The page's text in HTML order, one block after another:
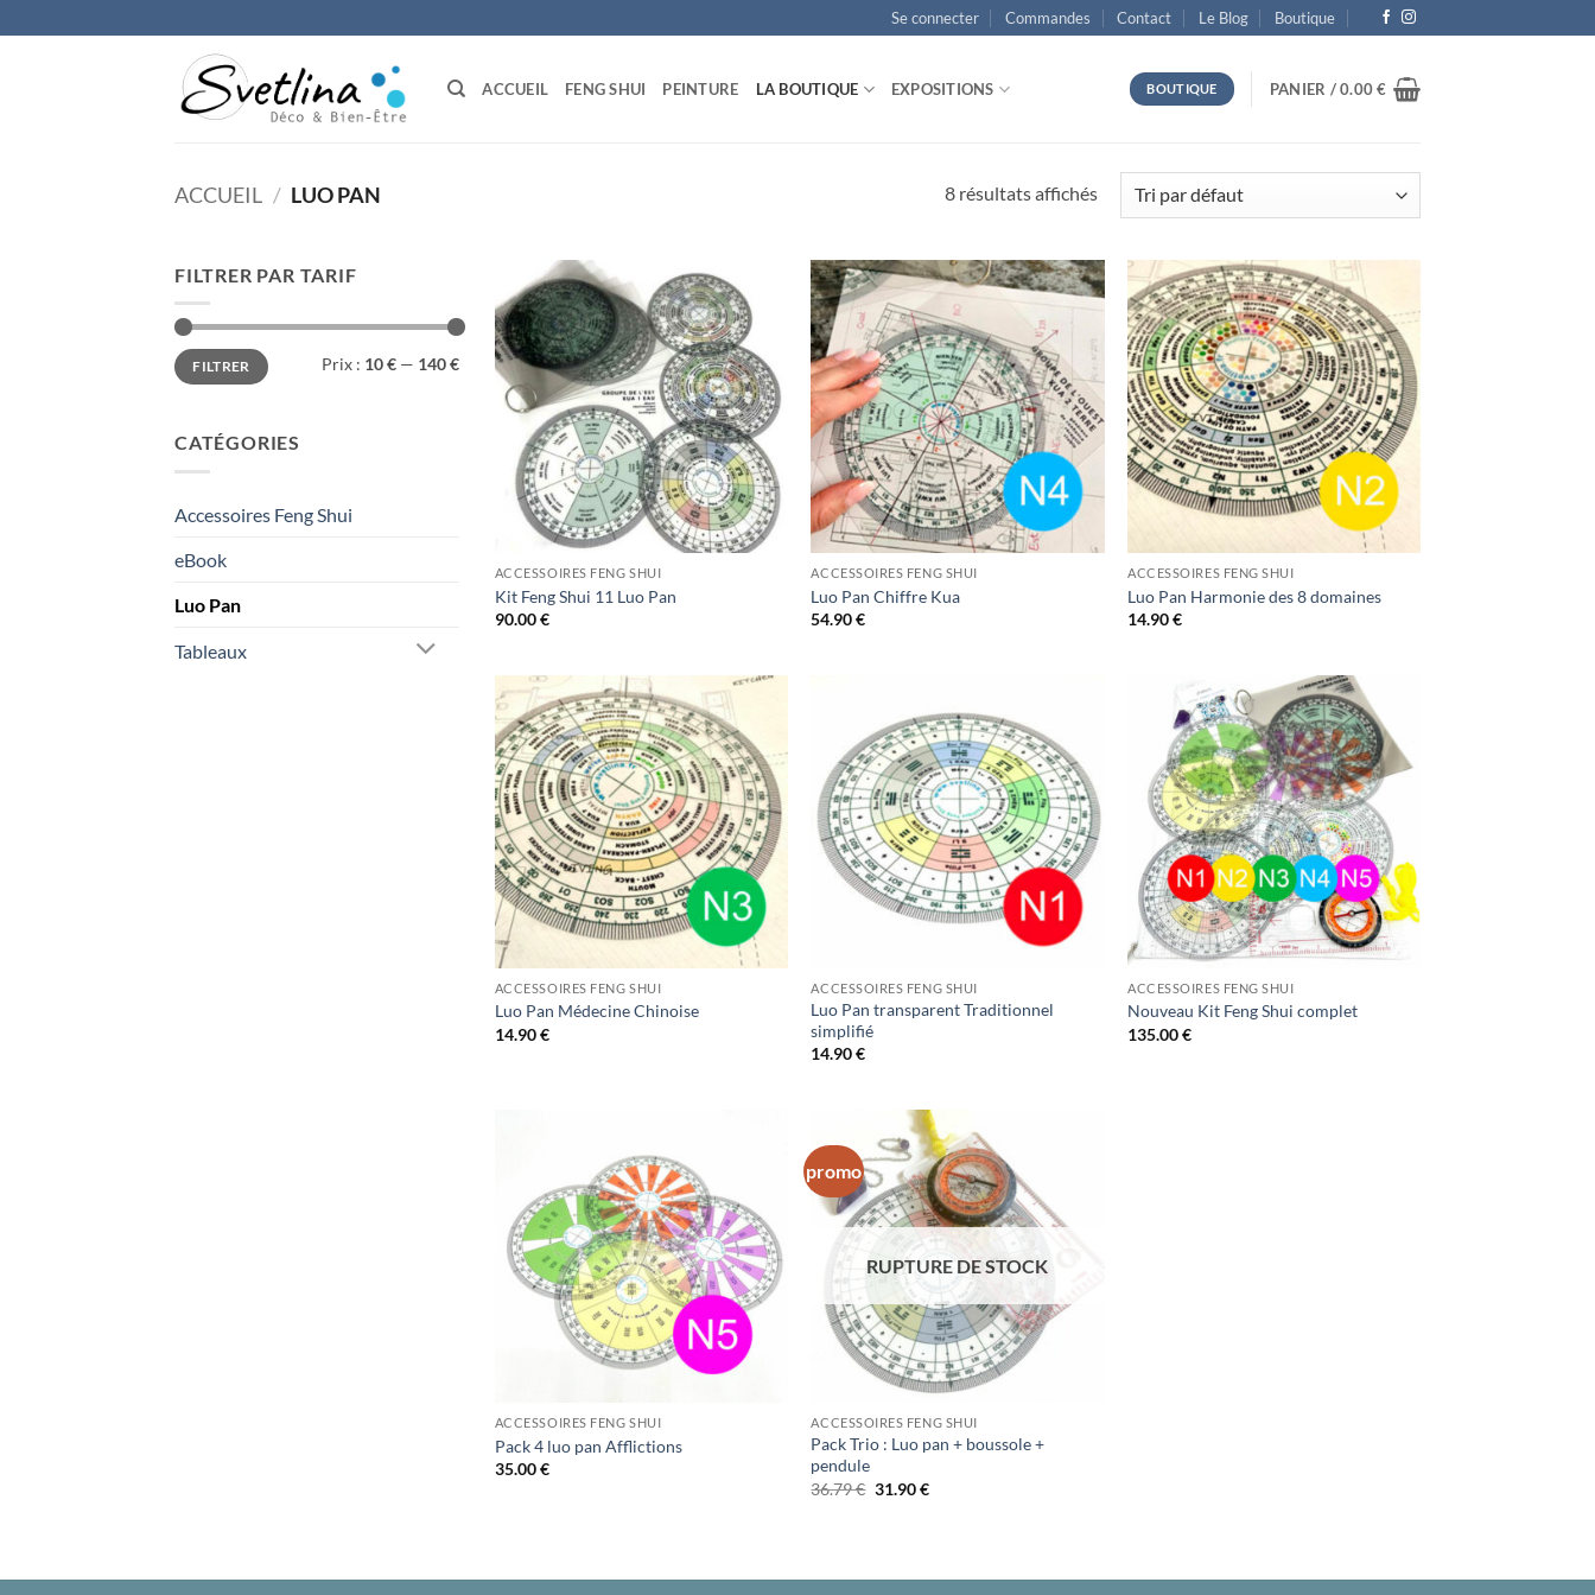
au
Se connecter Commandes Contact Le Blog Boutique
ACCUEIL FENG SHUI PEINTURE LA BOUTIQUE EXPOSITIONS BOUTIQUE PANIER /0.00€
ACCUEIL / LUO PAN 8 résultats affichés
FILTRER PAR TARIF
Prix
min
Prix
maxFILTRER Prix : 10 € — 140 €
CATÉGORIES
Accessoires Feng Shui
eBook
Luo Pan
Tableaux
Ajouter
à la liste
d’envies
ACCESSOIRES FENG SHUI
Kit Feng Shui 11 Luo Pan
90.00€
Ajouter
à la liste
d’envies
ACCESSOIRES FENG SHUI
Luo Pan Chiffre Kua
54.90€
Ajouter
à la liste
d’envies
ACCESSOIRES FENG SHUI
Luo Pan Harmonie des 8 domaines
14.90€
Ajouter
à la liste
d’envies
ACCESSOIRES FENG SHUI
Luo Pan Médecine Chinoise
14.90€
Ajouter
à la liste
d’envies
ACCESSOIRES FENG SHUI
Luo Pan transparent Traditionnel
simplifié
14.90€
Ajouter
à la liste
d’envies
ACCESSOIRES FENG SHUI
Nouveau Kit Feng Shui complet
135.00€
d’envies
ACCESSOIRES FENG SHUI
Pack 4 luo pan Afflictions
35.00€
promo
d’envies
RUPTURE DE STOCK
ACCESSOIRES FENG SHUI
Pack Trio : Luo pan + boussole +
pendule
36.79€ Le
31.90€Le